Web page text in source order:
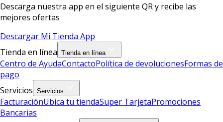
Descarga nuestra app en el siguiente QR y recibe las
mejores ofertas
Descargar Mi Tienda App
Tienda en línea Tienda en línea
Centro de AyudaContactoPolítica de devolucionesFormas de
pago
Servicios Servicios
FacturaciónUbica tu tiendaSuper TarjetaPromociones
Bancarias